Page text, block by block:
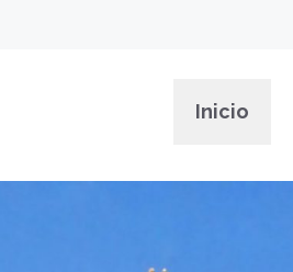
Inicio